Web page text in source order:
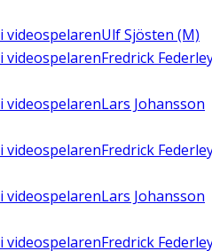
i videospelarenUlf Sjösten (M)
i videospelarenFredrick
i videospelarenLars Johansson
i videospelarenFredrick
i videospelarenLars Johansson
i videospelarenFredrick